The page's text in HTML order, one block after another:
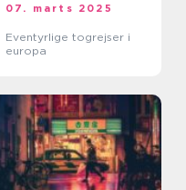
07. marts 2025
Eventyrlige togrejser i
europa